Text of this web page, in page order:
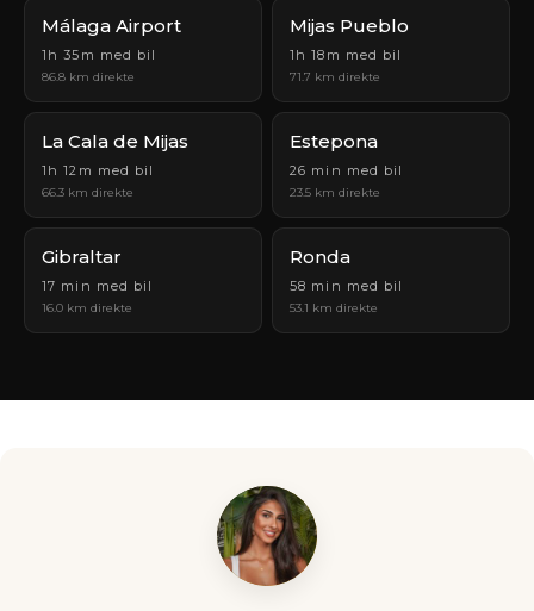
Málaga Airport
1h 35m med bil
86.8 km direkte
Mijas Pueblo
1h 18m med bil
71.7 km direkte
La Cala de Mijas
1h 12m med bil
66.3 km direkte
Estepona
26 min med bil
23.5 km direkte
Gibraltar
17 min med bil
16.0 km direkte
Ronda
58 min med bil
53.1 km direkte